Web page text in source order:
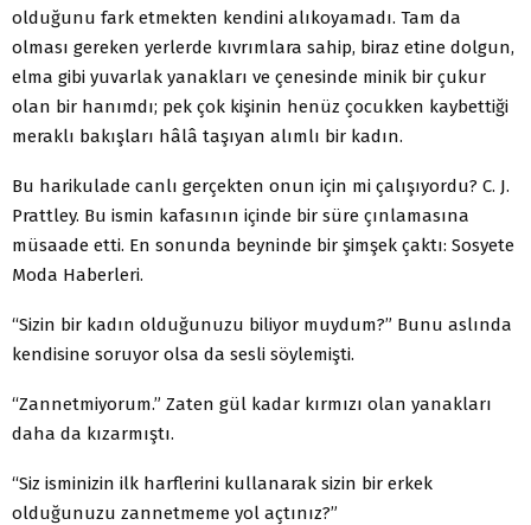
olduğunu fark etmekten kendini alıkoyamadı. Tam da
olması gereken yerlerde kıvrımlara sahip, biraz etine dolgun,
elma gibi yuvarlak yanakları ve çenesinde minik bir çukur
olan bir hanımdı; pek çok kişinin henüz çocukken kaybettiği
meraklı bakışları hâlâ taşıyan alımlı bir kadın.
Bu harikulade canlı gerçekten onun için mi çalışıyordu? C. J.
Prattley. Bu ismin kafasının içinde bir süre çınlamasına
müsaade etti. En sonunda beyninde bir şimşek çaktı: Sosyete
Moda Haberleri.
“Sizin bir kadın olduğunuzu biliyor muydum?” Bunu aslında
kendisine soruyor olsa da sesli söylemişti.
“Zannetmiyorum.” Zaten gül kadar kırmızı olan yanakları
daha da kızarmıştı.
“Siz isminizin ilk harflerini kullanarak sizin bir erkek
olduğunuzu zannetmeme yol açtınız?”